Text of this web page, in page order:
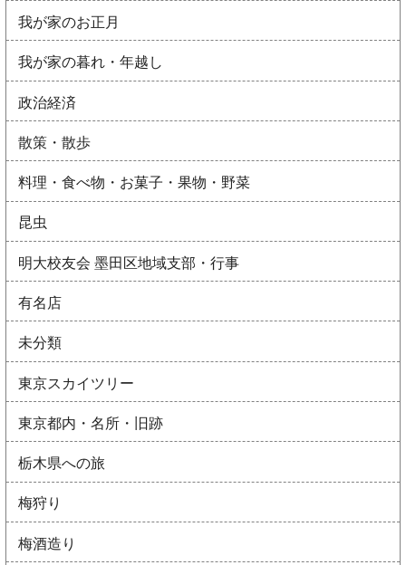
我が家のお正月
我が家の暮れ・年越し
政治経済
散策・散歩
料理・食べ物・お菓子・果物・野菜
昆虫
明大校友会 墨田区地域支部・行事
有名店
未分類
東京スカイツリー
東京都内・名所・旧跡
栃木県への旅
梅狩り
梅酒造り